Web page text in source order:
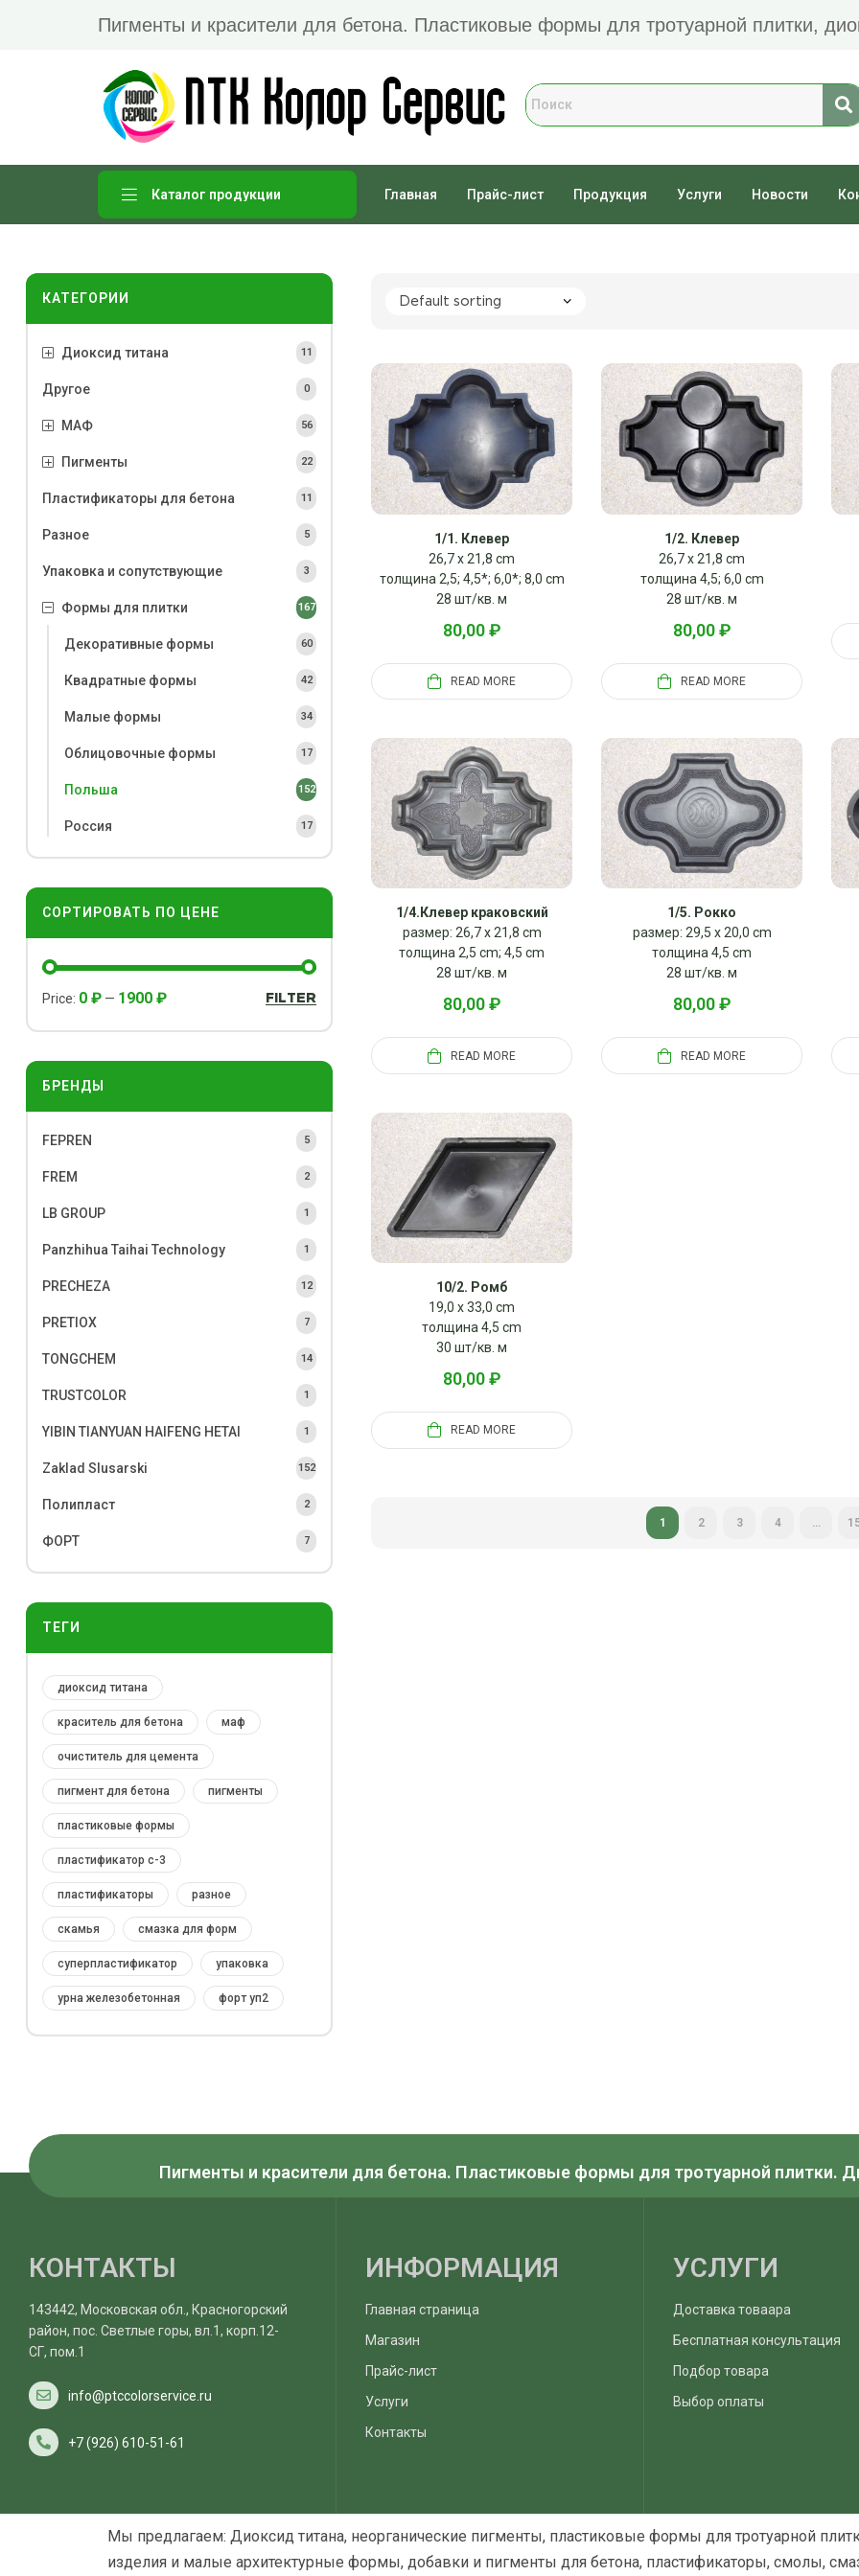
Пигменты и красители для бетона. Пластиковые формы для тротуарной плитки,
Каталог продукции Главная Прайс-лист Продукция Услуги Новости
1/1. Клевер
26,7 x 21,8 cm
толщина 2,5; 4,5*; 6,0*; 8,0 cm
28 шт/кв. м
80,00₽
READ MORE
1/2. Клевер
26,7 x 21,8 cm
толщина 4,5; 6,0 cm
28 шт/кв. м
80,00₽
READ MORE
1/4.Клевер краковский
размер: 26,7 x 21,8 cm
толщина 2,5 cm; 4,5 cm
28 шт/кв. м
80,00₽
READ MORE
1/5. Рокко
размер: 29,5 x 20,0 cm
толщина 4,5 cm
28 шт/кв. м
80,00₽
READ MORE
10/2. Ромб
19,0 x 33,0 cm
толщина 4,5 cm
30 шт/кв. м
80,00₽
READ MORE
1 2 3 4
КАТЕГОРИИ
Диоксид титана 11
Другое 0
МАФ 56
Пигменты 22
Пластификаторы для бетона 11
Разное 5
Упаковка и сопутствующие 3
Формы для плитки 167
Декоративные формы 60
Квадратные формы 42
Малые формы 34
Облицовочные формы 17
Польша 152
Россия 17
СОРТИРОВАТЬ ПО ЦЕНЕ
FILTER
Price: 0 ₽ — 1900 ₽
БРЕНДЫ
FEPREN 5
FREM 2
LB GROUP 1
Panzhihua Taihai Technology 1
PRECHEZA 12
PRETIOX 7
TONGCHEM 14
TRUSTCOLOR 1
YIBIN TIANYUAN HAIFENG HETAI 1
Zaklad Slusarski 152
Полипласт 2
ФОРТ 7
ТЕГИ
диоксид титана
краситель для бетона маф
очиститель для цемента
пигмент для бетона пигменты
пластиковые формы
пластификатор с-3
пластификаторы разное
скамья смазка для форм
суперпластификатор упаковка
урна железобетонная форт уп2
Пигменты и красители для бетона. Пластиковые формы для тротуарной плитки.
КОНТАКТЫ
143442, Московская обл., Красногорский
район, пос. Светлые горы, вл.1, корп.12-
СГ, пом.1
info@ptccolorservice.ru
+7 (926) 610-51-61
ИНФОРМАЦИЯ
Главная страница
Магазин
Прайс-лист
Услуги
Контакты
УСЛУГИ
Доставка товаара
Бесплатная консультация
Подбор товара
Выбор оплаты
Мы предлагаем: Диоксид титана, неорганические пигменты, пластиковые формы для тротуарной
изделия и малые архитектурные формы, добавки и пигменты для бетона, пластификаторы, смолы,